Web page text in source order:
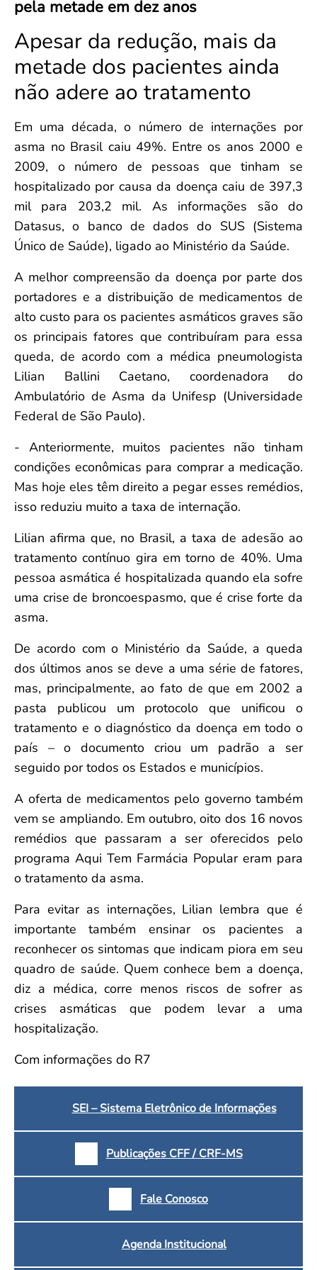
Convenção Coletiva 2025/2026 – Piso salarial Farmácias e Drogaria
Calendário Eleitoral
Candidatos
Votação
Dúvidas Frequentes
Eleições Anteriores
pela metade em dez anos
Apesar da redução, mais da
metade dos pacientes ainda
não adere ao tratamento
Em uma década, o número de internações por
asma no Brasil caiu 49%. Entre os anos 2000 e
2009, o número de pessoas que tinham se
hospitalizado por causa da doença caiu de 397,3
mil para 203,2 mil. As informações são do
Datasus, o banco de dados do SUS (Sistema
Único de Saúde), ligado ao Ministério da Saúde.
A melhor compreensão da doença por parte dos
portadores e a distribuição de medicamentos de
alto custo para os pacientes asmáticos graves são
os principais fatores que contribuíram para essa
queda, de acordo com a médica pneumologista
Lilian Ballini Caetano, coordenadora do
Ambulatório de Asma da Unifesp (Universidade
Federal de São Paulo).
- Anteriormente, muitos pacientes não tinham
condições econômicas para comprar a medicação.
Mas hoje eles têm direito a pegar esses remédios,
isso reduziu muito a taxa de internação.
Lilian afirma que, no Brasil, a taxa de adesão ao
tratamento contínuo gira em torno de 40%. Uma
pessoa asmática é hospitalizada quando ela sofre
uma crise de broncoespasmo, que é crise forte da
asma.
De acordo com o Ministério da Saúde, a queda
dos últimos anos se deve a uma série de fatores,
mas, principalmente, ao fato de que em 2002 a
pasta publicou um protocolo que unificou o
tratamento e o diagnóstico da doença em todo o
país – o documento criou um padrão a ser
seguido por todos os Estados e municípios.
A oferta de medicamentos pelo governo também
vem se ampliando. Em outubro, oito dos 16 novos
remédios que passaram a ser oferecidos pelo
programa Aqui Tem Farmácia Popular eram para
o tratamento da asma.
Para evitar as internações, Lilian lembra que é
importante também ensinar os pacientes a
reconhecer os sintomas que indicam piora em seu
quadro de saúde. Quem conhece bem a doença,
diz a médica, corre menos riscos de sofrer as
crises asmáticas que podem levar a uma
hospitalização.
Com informações do R7
SEI – Sistema Eletrônico de Informações
Publicações CFF / CRF-MS
Fale Conosco
Agenda Institucional